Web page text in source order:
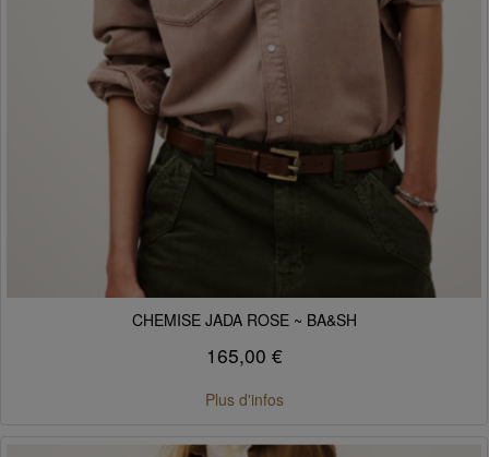
CHEMISE JADA ROSE ~ BA&SH
165,00 €
Plus d'infos